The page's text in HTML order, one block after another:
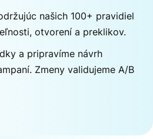
našich 100+ pravidiel
otvorení a preklikov.
a pripravíme návrh
Zmeny validujeme A/B